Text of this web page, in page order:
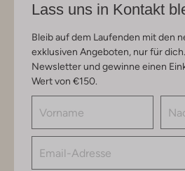
Lass uns in Kontakt
Bleib auf dem Laufenden mit den
exklusiven Angeboten, nur für
Newsletter und gewinne einen
Wert von €150.